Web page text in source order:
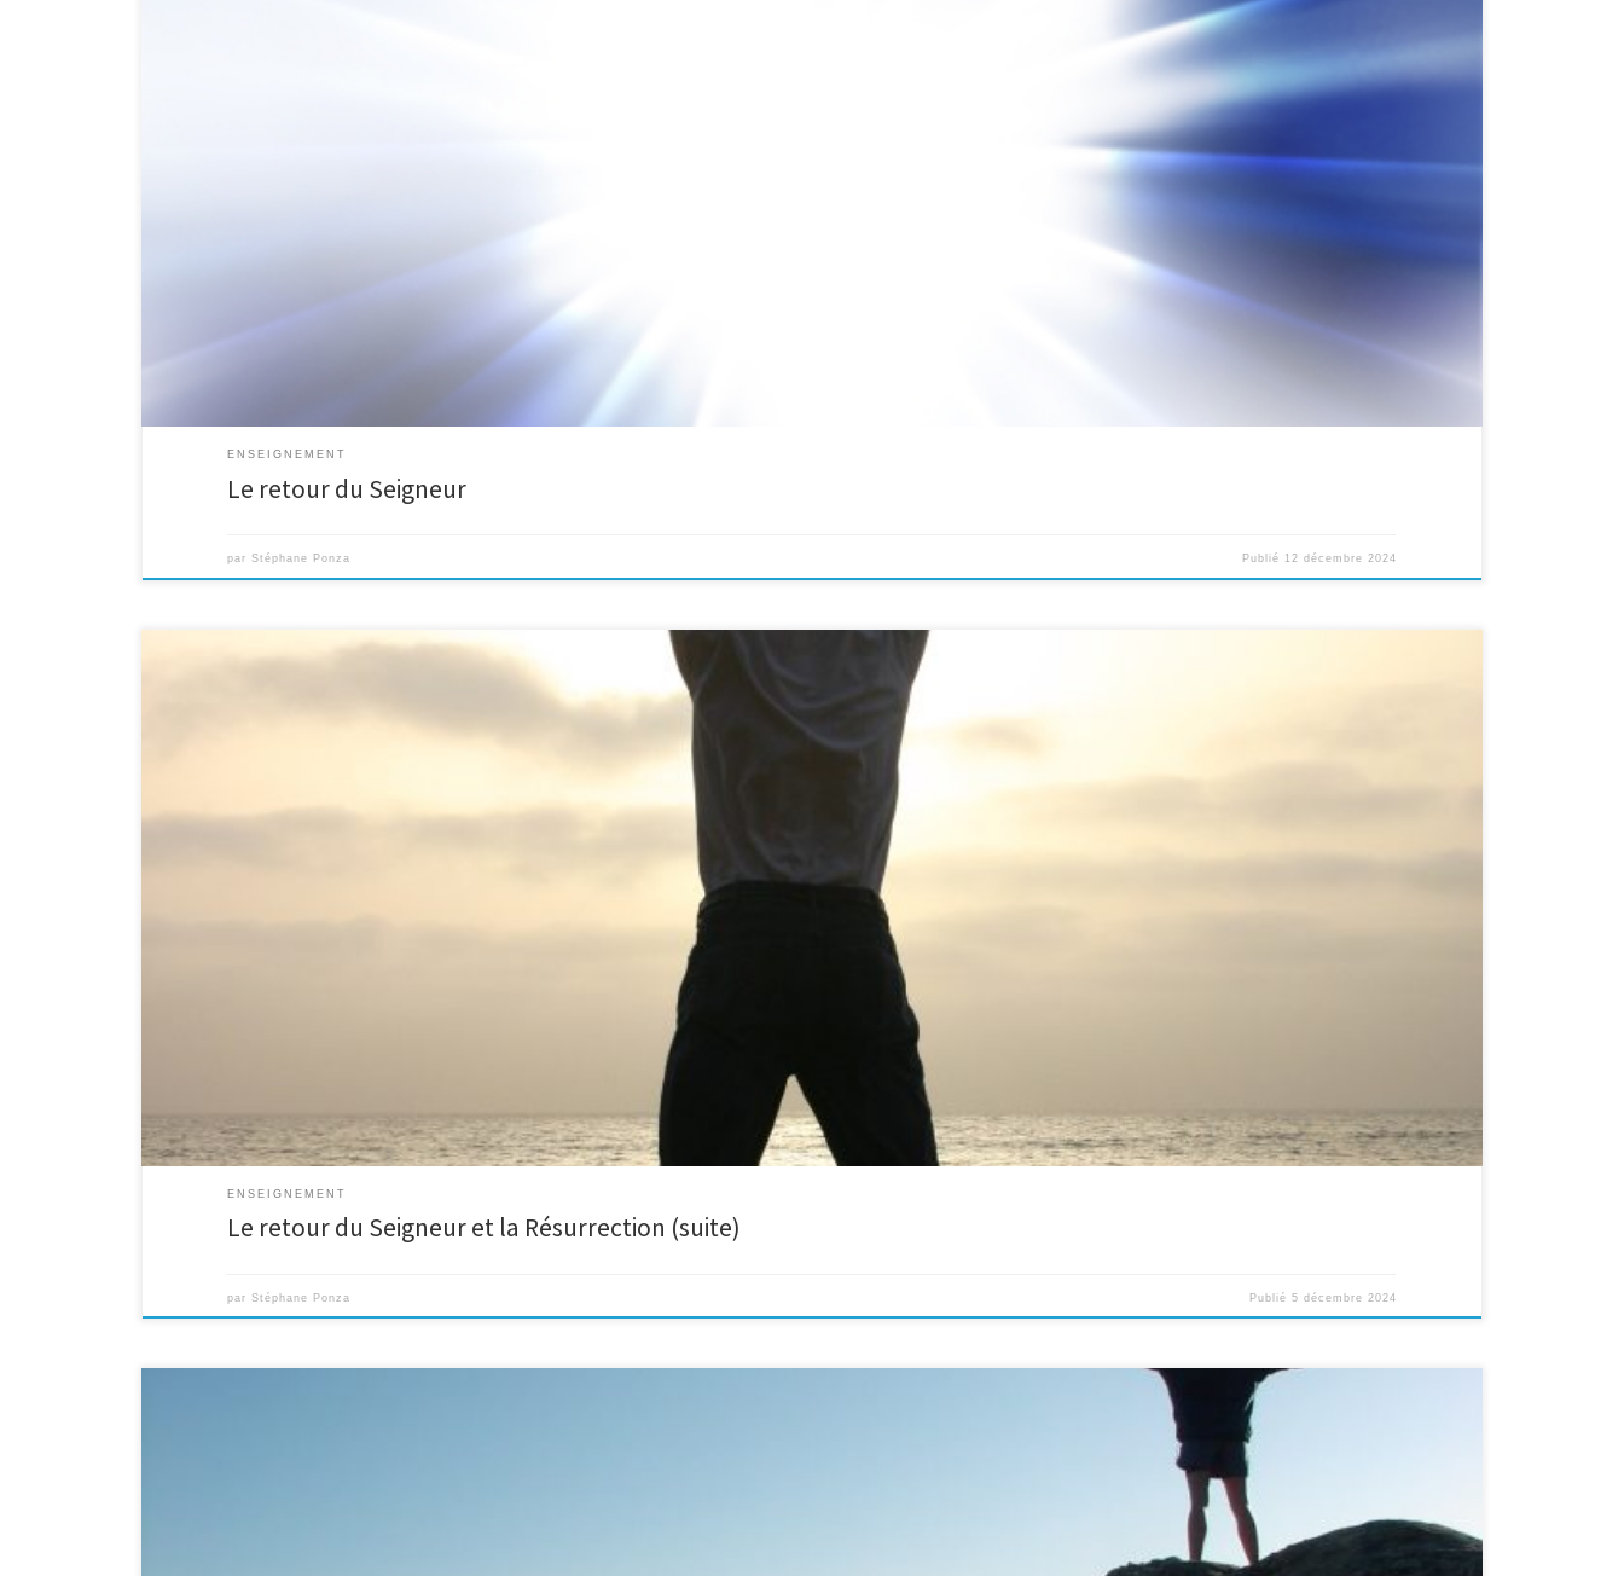
1 Thessaloniciens 4:15 Voici, en effet, ce que nous vous déclarons d’après la parole du Seigneur : nous les vivants, restés pour l’avènement du Seigneur, nous ne devancerons pas ceux qui
ENSEIGNEMENT
Le retour du Seigneur
parStéphane Ponza Publié 12 décembre 2024
La Bible dit dans Hébreux 11:32 que nous attendons une meilleure résurrection. Cette résurrection parle de revivre dans un corps spirituel, un corps céleste. 1 Corinthiens 15:42 Ainsi en est-
il de la résurrection des morts. Le corps est semé corruptible; il ressuscite incorruptible; 43 il est semé méprisable, il ressuscite glorieux; il […]
ENSEIGNEMENT
Le retour du Seigneur et la Résurrection (suite)
parStéphane Ponza Publié 5 décembre 2024